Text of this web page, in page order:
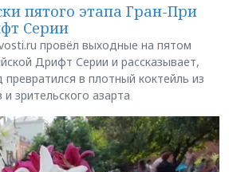
пятого этапа Гран-При
Серии
провёл выходные на пятом
Дрифт Серии и рассказывает,
превратился в плотный коктейль из
зрительского азарта